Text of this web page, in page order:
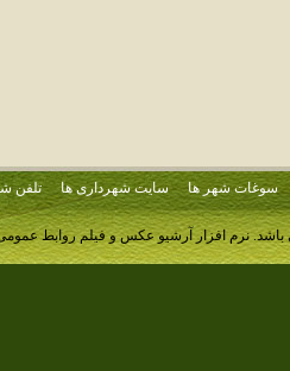
سوغات شهر ها سایت شهرداری ها تلفن
باشد.نرم افزار آرشیو عکس و فیلم روابط